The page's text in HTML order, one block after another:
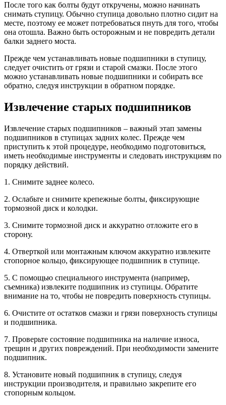
После того как болты будут откручены, можно начинать
снимать ступицу. Обычно ступица довольно плотно сидит на
месте, поэтому ее может потребоваться пнуть для того, чтобы
она отошла. Важно быть осторожным и не повредить детали
балки заднего моста.
Прежде чем устанавливать новые подшипники в ступицу,
следует очистить от грязи и старой смазки. После этого
можно устанавливать новые подшипники и собирать все
обратно, следуя инструкции в обратном порядке.
Извлечение старых подшипников
Извлечение старых подшипников – важный этап замены
подшипников в ступицах задних колес. Прежде чем
приступить к этой процедуре, необходимо подготовиться,
иметь необходимые инструменты и следовать инструкциям по
порядку действий.
1. Снимите заднее колесо.
2. Ослабьте и снимите крепежные болты, фиксирующие
тормозной диск и колодки.
3. Снимите тормозной диск и аккуратно отложите его в
сторону.
4. Отверткой или монтажным ключом аккуратно извлеките
стопорное кольцо, фиксирующее подшипник в ступице.
5. С помощью специального инструмента (например,
съемника) извлеките подшипник из ступицы. Обратите
внимание на то, чтобы не повредить поверхность ступицы.
6. Очистите от остатков смазки и грязи поверхность ступицы
и подшипника.
7. Проверьте состояние подшипника на наличие износа,
трещин и других повреждений. При необходимости замените
подшипник.
8. Установите новый подшипник в ступицу, следуя
инструкции производителя, и правильно закрепите его
стопорным кольцом.